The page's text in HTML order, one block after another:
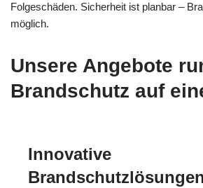
Folgeschäden. Sicherheit ist planbar –
möglich.
Unsere Angebote
Brandschutz auf
Innovative